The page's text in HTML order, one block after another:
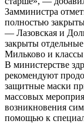
Замминистра
полностью
— Лазовская и
закрыты
Мильково и
В министерстве
рекомендуют
защитные маски
массовых
возникновения
помощью к